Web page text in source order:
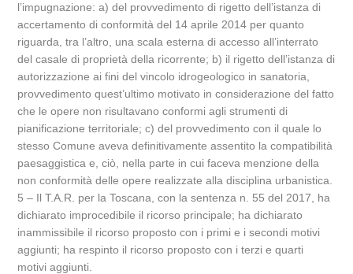
l’impugnazione: a) del provvedimento di rigetto dell’istanza di
accertamento di conformità del 14 aprile 2014 per quanto
riguarda, tra l’altro, una scala esterna di accesso all’interrato
del casale di proprietà della ricorrente; b) il rigetto dell’istanza di
autorizzazione ai fini del vincolo idrogeologico in sanatoria,
provvedimento quest’ultimo motivato in considerazione del fatto
che le opere non risultavano conformi agli strumenti di
pianificazione territoriale; c) del provvedimento con il quale lo
stesso Comune aveva definitivamente assentito la compatibilità
paesaggistica e, ciò, nella parte in cui faceva menzione della
non conformità delle opere realizzate alla disciplina urbanistica.
5 – Il T.A.R. per la Toscana, con la sentenza n. 55 del 2017, ha
dichiarato improcedibile il ricorso principale; ha dichiarato
inammissibile il ricorso proposto con i primi e i secondi motivi
aggiunti; ha respinto il ricorso proposto con i terzi e quarti
motivi aggiunti.